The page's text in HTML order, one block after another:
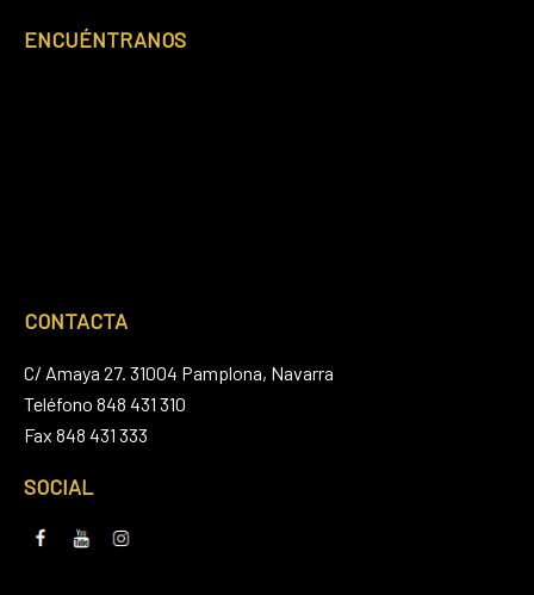
Footer
ENCUÉNTRANOS
CONTACTA
C/ Amaya 27. 31004 Pamplona, Navarra
Teléfono 848 431 310
Fax 848 431 333
SOCIAL